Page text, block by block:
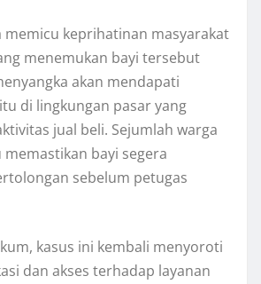
memicu keprihatinan masyarakat
menemukan bayi tersebut
akan mendapati
di lingkungan pasar yang
jual beli. Sejumlah warga
bayi segera
sebelum petugas
kasus ini kembali menyoroti
dan akses terhadap layanan